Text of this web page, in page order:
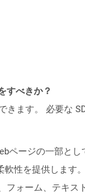
すべきか？
ます。 必要な
ページの一部と
性を提供しま
フォーム、テキ